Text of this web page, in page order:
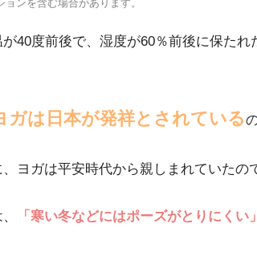
ンを含む場合があります。
40度前後で、湿度が60％前後に保た
ガは日本が発祥とされている
ヨガは平安時代から親しまれていたの
「寒い冬などにはポーズがとりにくい」